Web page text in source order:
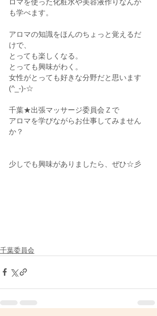
ロマを使った化粧水や美容液作りなんか
も学べます。
アロマの知識をほんのちょっと覚えるだ
けで、
とっても楽しくなる。
とっても興味がわく。
女性がとっても好きな分野だと思います
(^_-)-☆
千葉★出張マッサージ委員会Ｚで
アロマを学びながらお仕事してみません
か？
少しでも興味がありましたら、ぜひ☆彡
千葉委員会